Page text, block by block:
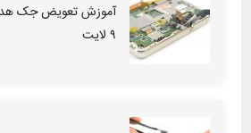
آموزش تعویض جک
۹ لایت